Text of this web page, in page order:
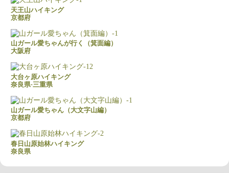
天王山ハイキング
京都府
山ガール愛ちゃんが行く（箕面編）
大阪府
大台ヶ原ハイキング
奈良県·三重県
山ガール愛ちゃん（大文字山編）
京都府
春日山原始林ハイキング
奈良県